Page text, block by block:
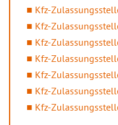
Kfz-
Kfz-
Kfz-
Kfz-
Kfz-
Kfz-
Kfz-